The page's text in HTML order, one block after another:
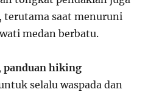
terutama saat menuruni
medan berbatu.
panduan hiking
selalu waspada dan